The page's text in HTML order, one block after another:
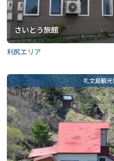
さいとう旅館
利尻エリア